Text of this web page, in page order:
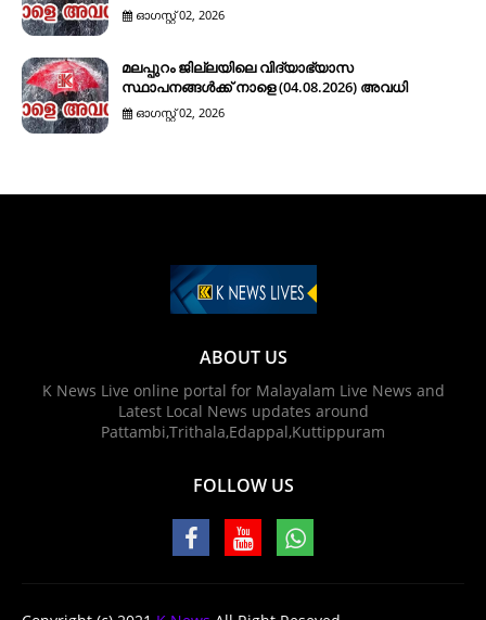
ഓഗസ്റ്റ് 02, 2026
മലപ്പുറം ജില്ലയിലെ വിദ്യാഭ്യാസ
സ്ഥാപനങ്ങൾക്ക് നാളെ (04.08.2026) അവധി
ഓഗസ്റ്റ് 02, 2026
ABOUT US
K News Live online portal for Malayalam Live News and
Latest Local News updates around
Pattambi,Trithala,Edappal,Kuttippuram
FOLLOW US